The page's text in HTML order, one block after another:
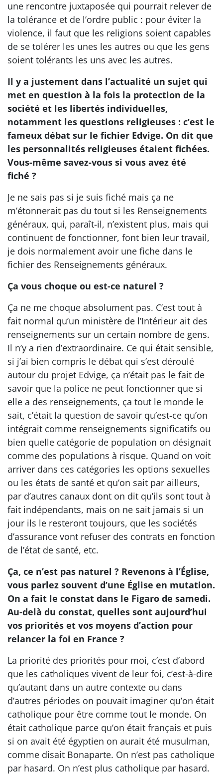
une rencontre juxtaposée qui pourrait relever de
la tolérance et de l’ordre public : pour éviter la
violence, il faut que les religions soient capables
de se tolérer les unes les autres ou que les gens
soient tolérants les uns avec les autres.
Il y a justement dans l’actualité un sujet qui
met en question à la fois la protection de la
société et les libertés individuelles,
notamment les questions religieuses : c’est le
fameux débat sur le fichier Edvige. On dit que
les personnalités religieuses étaient fichées.
Vous-même savez-vous si vous avez été
fiché ?
Je ne sais pas si je suis fiché mais ça ne
m’étonnerait pas du tout si les Renseignements
généraux, qui, paraît-il, n’existent plus, mais qui
continuent de fonctionner, font bien leur travail,
je dois normalement avoir une fiche dans le
fichier des Renseignements généraux.
Ça vous choque ou est-ce naturel ?
Ça ne me choque absolument pas. C’est tout à
fait normal qu’un ministère de l’Intérieur ait des
renseignements sur un certain nombre de gens.
Il n’y a rien d’extraordinaire. Ce qui était sensible,
si j’ai bien compris le débat qui s’est déroulé
autour du projet Edvige, ça n’était pas le fait de
savoir que la police ne peut fonctionner que si
elle a des renseignements, ça tout le monde le
sait, c’était la question de savoir qu’est-ce qu’on
intégrait comme renseignements significatifs ou
bien quelle catégorie de population on désignait
comme des populations à risque. Quand on voit
arriver dans ces catégories les options sexuelles
ou les états de santé et qu’on sait par ailleurs,
par d’autres canaux dont on dit qu’ils sont tout à
fait indépendants, mais on ne sait jamais si un
jour ils le resteront toujours, que les sociétés
d’assurance vont refuser des contrats en fonction
de l’état de santé, etc.
Ça, ce n’est pas naturel ? Revenons à l’Église,
vous parlez souvent d’une Église en mutation.
On a fait le constat dans le Figaro de samedi.
Au-delà du constat, quelles sont aujourd’hui
vos priorités et vos moyens d’action pour
relancer la foi en France ?
La priorité des priorités pour moi, c’est d’abord
que les catholiques vivent de leur foi, c’est-à-dire
qu’autant dans un autre contexte ou dans
d’autres périodes on pouvait imaginer qu’on était
catholique pour être comme tout le monde. On
était catholique parce qu’on était français et puis
si on avait été égyptien on aurait été musulman,
comme disait Bonaparte. On n’est pas catholique
par hasard. On n’est plus catholique par hasard.